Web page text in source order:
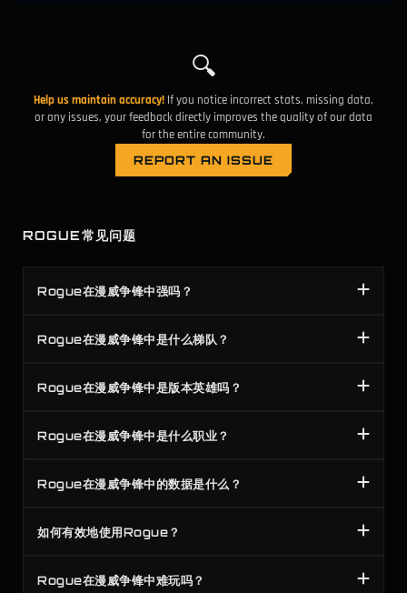
🔍
Help us maintain accuracy! If you notice incorrect stats, missing data,
or any issues, your feedback directly improves the quality of our data
for the entire community.
REPORT AN ISSUE
ROGUE常见问题
Rogue在漫威争锋中强吗？
Rogue在漫威争锋中是什么梯队？
Rogue在漫威争锋中是版本英雄吗？
Rogue在漫威争锋中是什么职业？
Rogue在漫威争锋中的数据是什么？
如何有效地使用Rogue？
Rogue在漫威争锋中难玩吗？